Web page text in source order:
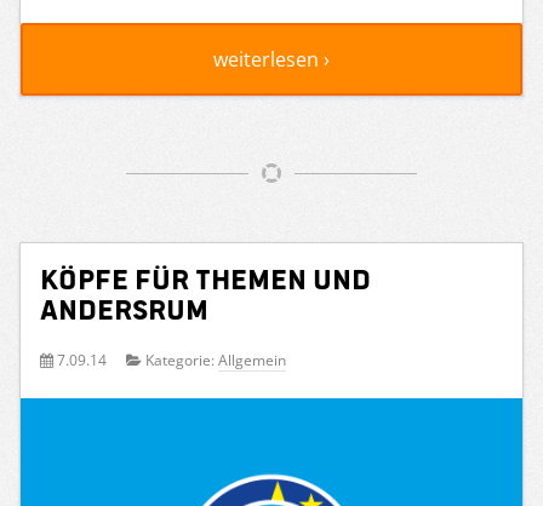
weiterlesen ›
Köpfe für Themen und
andersrum
7.09.14 Kategorie: Allgemein